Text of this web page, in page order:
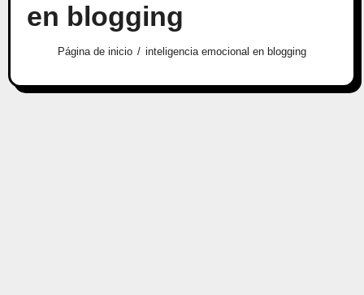
en blogging
Página de inicio inteligencia emocional en blogging